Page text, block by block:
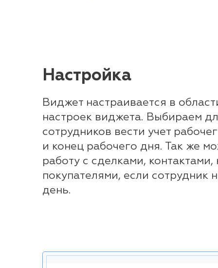
Настройка
Виджет настраивается в
настроек виджета. Выбираем
сотрудников вести учет
и конец рабочего дня. Так же
работу с сделками,
покупателями, если сотрудник
день.